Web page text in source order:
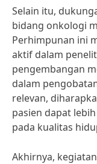
Selain itu,
bidang onkologi
Perhimpunan ini
aktif dalam
pengembangan
dalam
relevan,
pasien dapat
pada kualitas
Akhirnya,